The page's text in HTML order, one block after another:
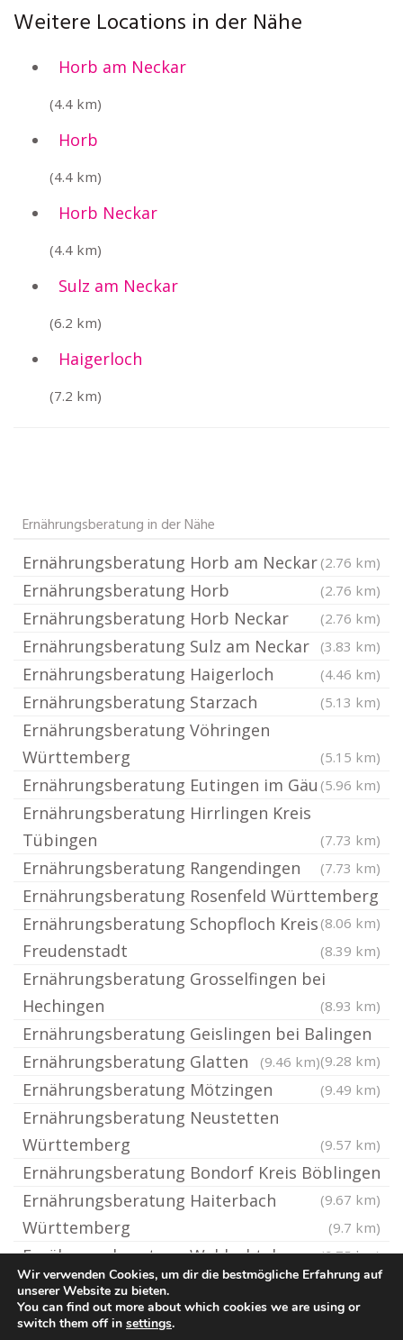
Weitere Locations in der Nähe
Horb am Neckar
(4.4 km)
Horb
(4.4 km)
Horb Neckar
(4.4 km)
Sulz am Neckar
(6.2 km)
Haigerloch
(7.2 km)
Ernährungsberatung in der Nähe
Ernährungsberatung Horb am Neckar (2.76 km)
Ernährungsberatung Horb (2.76 km)
Ernährungsberatung Horb Neckar (2.76 km)
Ernährungsberatung Sulz am Neckar (3.83 km)
Ernährungsberatung Haigerloch (4.46 km)
Ernährungsberatung Starzach (5.13 km)
Ernährungsberatung Vöhringen
Württemberg
(5.15 km)
Ernährungsberatung Eutingen im Gäu (5.96 km)
Ernährungsberatung Hirrlingen Kreis
Tübingen
(7.73 km)
Ernährungsberatung Rangendingen (7.73 km)
Ernährungsberatung Rosenfeld Württemberg
(8.06 km)
Ernährungsberatung Schopfloch Kreis
Freudenstadt
(8.39 km)
Ernährungsberatung Grosselfingen bei
Hechingen
(8.93 km)
Ernährungsberatung Geislingen bei Balingen
(9.28 km)
Ernährungsberatung Glatten (9.46 km)
Ernährungsberatung Mötzingen (9.49 km)
Ernährungsberatung Neustetten
Württemberg
(9.57 km)
Ernährungsberatung Bondorf Kreis Böblingen
(9.67 km)
Ernährungsberatung Haiterbach
Württemberg
(9.7 km)
Ernährungsberatung Waldachtal (9.75 km)
© Ernaehrungsberatung.rocks
Wir verwenden Cookies, um dir die bestmögliche Erfahrung auf
unserer Website zu bieten.
You can find out more about which cookies we are using or
switch them off in settings.